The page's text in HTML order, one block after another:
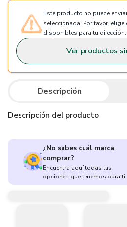
Este producto no puede
seleccionada. Por favor,
disponibles para tu dirección.
Ver productos
Descripción
Descripción del producto
¿No sabes cuál marca
comprar?
Encuentra aquí todas las
opciones que tenemos para ti.